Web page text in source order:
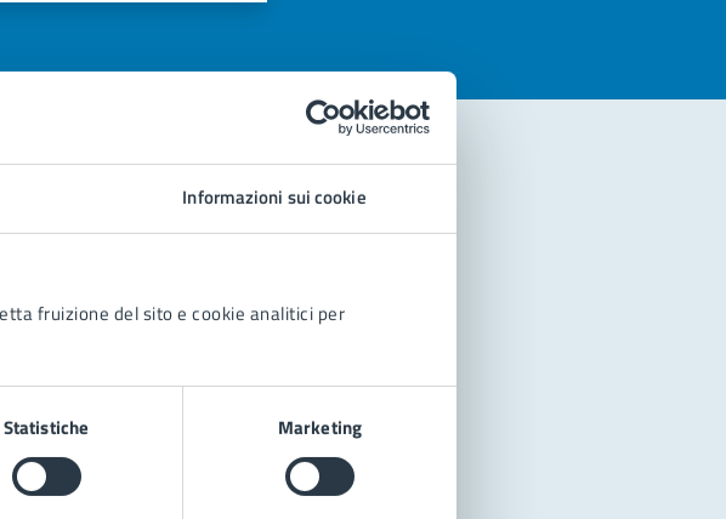
Informazioni sui cookie
fruizione del sito e cookie analitici per
Statistiche Marketing